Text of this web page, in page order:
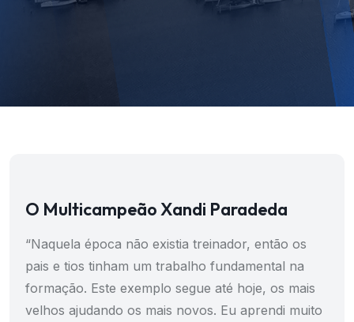
O Multicampeão Xandi Paradeda
“Naquela época não existia treinador, então os
pais e tios tinham um trabalho fundamental na
formação. Este exemplo segue até hoje, os mais
velhos ajudando os mais novos. Eu aprendi muito